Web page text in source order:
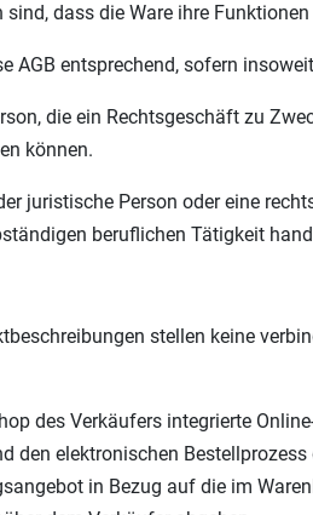
dass die Ware ihre
AGB entsprechend, sofern
die ein Rechtsgeschäft zu
können.
juristische Person oder eine
beruflichen Tätigkeit
stellen keine
des Verkäufers integrierte
den elektronischen
in Bezug auf die im